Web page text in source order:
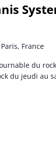
France
du
du jeudi au